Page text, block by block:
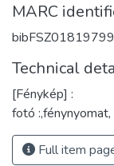
MARC
bibFSZ01819799
Technical
[Fénykép] :
fotó
Full item